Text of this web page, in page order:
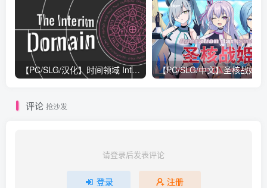
【PC/SLG/汉化】时间领域 Interim Domain V0.16.0 汉化版【1.7G】
评论 抢沙发
请登录后发表评论
登录 注册